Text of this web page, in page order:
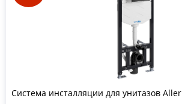
Система инсталляции для унитазов Aller